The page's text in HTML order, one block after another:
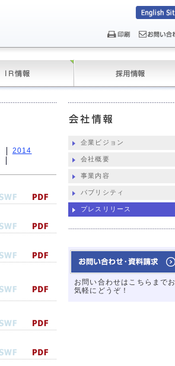
2014
企業ビジョン
会社概要
事業内容
パブリシティ
プレスリリース
お問い合わせはこちらまでお
気軽にどうぞ！